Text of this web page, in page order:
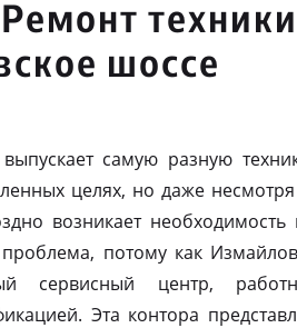
шоссе
самую разную
целях, но даже несмотря
возникает необходимость
потому как
сервисный центр,
Эта контора